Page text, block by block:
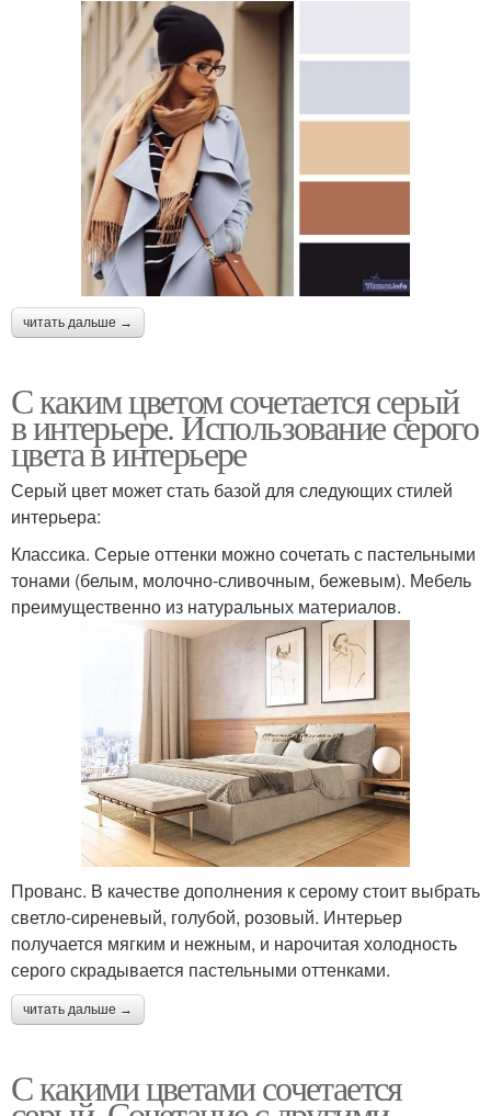
читать дальше →
С каким цветом сочетается серый
в интерьере. Использование серого
цвета в интерьере
Серый цвет может стать базой для следующих стилей
интерьера:
Классика. Серые оттенки можно сочетать с пастельными
тонами (белым, молочно-сливочным, бежевым). Мебель
преимущественно из натуральных материалов.
Прованс. В качестве дополнения к серому стоит выбрать
светло-сиреневый, голубой, розовый. Интерьер
получается мягким и нежным, и нарочитая холодность
серого скрадывается пастельными оттенками.
читать дальше →
С какими цветами сочетается